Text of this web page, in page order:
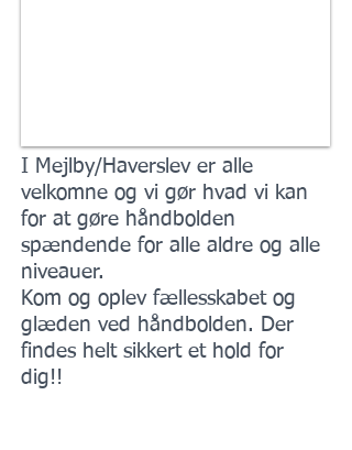
I Mejlby/Haverslev er alle
velkomne og vi gør hvad vi kan
for at gøre håndbolden
spændende for alle aldre og alle
niveauer.
Kom og oplev fællesskabet og
glæden ved håndbolden. Der
findes helt sikkert et hold for
dig!!